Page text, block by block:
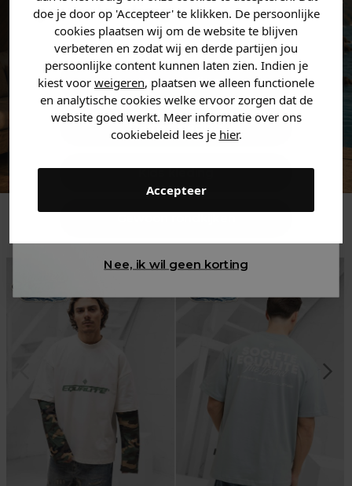
doe je door op 'Accepteer' te klikken. De persoonlijke
cookies plaatsen wij om de website te blijven
verbeteren en zodat wij en derde partijen jou
persoonlijke content kunnen laten zien. Indien je
kiest voor weigeren, plaatsen we alleen functionele
en analytische cookies welke ervoor zorgen dat de
website goed werkt. Meer informatie over ons
cookiebeleid lees je hier.
Accepteer
jouwkorting.
Heren kleding
Dames kleding
Kids kleding
Nee, ik wil geen korting